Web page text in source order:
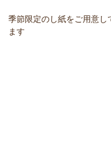
季節限定のし紙をご用意し
ます